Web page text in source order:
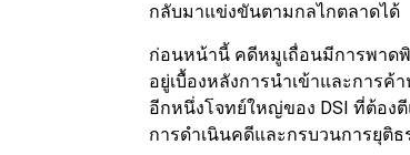
กลับมาแข่งขันตามกลไกตลาดได้
ก่อนหน้านี้ คดีหมูเถื่อนมีการพาด
อยู่เบื้องหลังการนำเข้าและการค้
อีกหนึ่งโจทย์ใหญ่ของ DSI ที่ต้อง
การดำเนินคดีและกรบวนการยุติธ